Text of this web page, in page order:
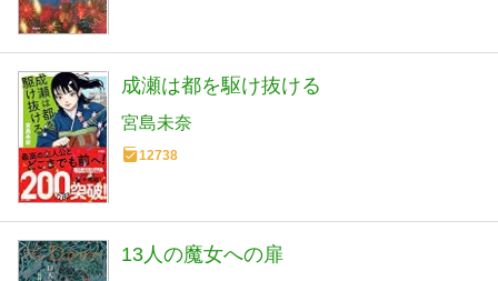
成瀬は都を駆け抜ける
宮島未奈
12738
13人の魔女への扉